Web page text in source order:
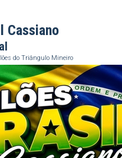
Cassiano
do Triângulo Mineiro